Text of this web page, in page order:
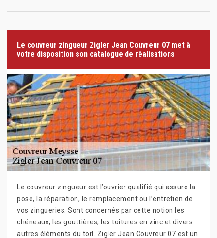
Le couvreur zingueur Zigler Jean Couvreur 07 met à
votre disposition son catalogue de réalisations
Le couvreur zingueur est l’ouvrier qualifié qui assure la
pose, la réparation, le remplacement ou l’entretien de
vos zingueries. Sont concernés par cette notion les
chéneaux, les gouttières, les toitures en zinc et divers
autres éléments du toit. Zigler Jean Couvreur 07 est un